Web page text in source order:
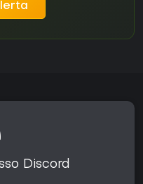
Discord